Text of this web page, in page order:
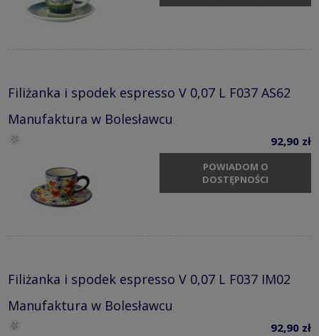
Filiżanka i spodek espresso V 0,07 L F037 AS62
Manufaktura w Bolesławcu
92,90 zł
POWIADOM O
DOSTĘPNOŚCI
Filiżanka i spodek espresso V 0,07 L F037 IM02
Manufaktura w Bolesławcu
92,90 zł